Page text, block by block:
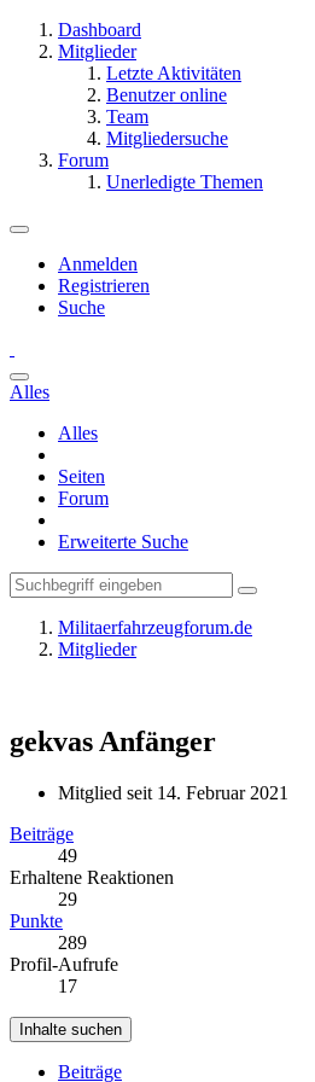
Dashboard
Mitglieder
Letzte Aktivitäten
Benutzer online
Team
Mitgliedersuche
Forum
Unerledigte Themen
Anmelden
Registrieren
Suche
Alles
Alles
Seiten
Forum
Erweiterte Suche
Militaerfahrzeugforum.de
Mitglieder
gekvas Anfänger
Mitglied seit 14. Februar 2021
Beiträge
49
Erhaltene Reaktionen
29
Punkte
289
Profil-Aufrufe
17
Inhalte suchen
Beiträge